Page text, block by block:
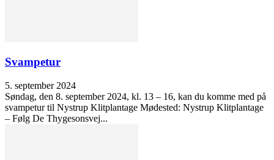
Svampetur
5. september 2024
Søndag, den 8. september 2024, kl. 13 – 16, kan du komme med på
svampetur til Nystrup Klitplantage Mødested: Nystrup Klitplantage
– Følg De Thygesonsvej...